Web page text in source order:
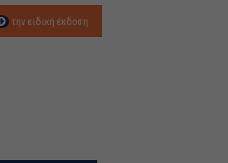
την ειδική έκδοση